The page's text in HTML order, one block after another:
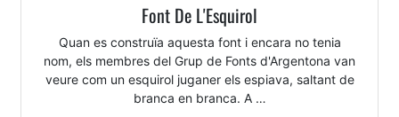
Font De L'Esquirol
Quan es construïa aquesta font i encara no tenia
nom, els membres del Grup de Fonts d'Argentona van
veure com un esquirol juganer els espiava, saltant de
branca en branca. A …